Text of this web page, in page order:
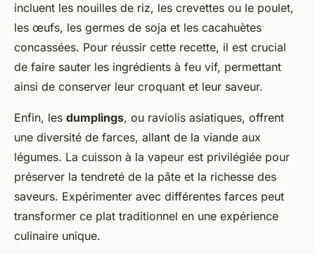
incluent les nouilles de riz, les crevettes ou le poulet,
les œufs, les germes de soja et les cacahuètes
concassées. Pour réussir cette recette, il est crucial
de faire sauter les ingrédients à feu vif, permettant
ainsi de conserver leur croquant et leur saveur.
Enfin, les dumplings, ou raviolis asiatiques, offrent
une diversité de farces, allant de la viande aux
légumes. La cuisson à la vapeur est privilégiée pour
préserver la tendreté de la pâte et la richesse des
saveurs. Expérimenter avec différentes farces peut
transformer ce plat traditionnel en une expérience
culinaire unique.